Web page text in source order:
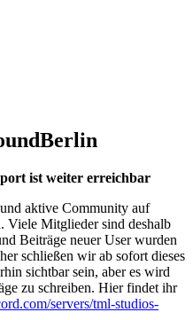
ist weiter erreichbar
aktive Community auf
Viele Mitglieder sind deshalb
Beiträge neuer User wurden
schließen wir ab sofort dieses
sichtbar sein, aber es wird
zu schreiben. Hier findet ihr
servers/tml-studios-